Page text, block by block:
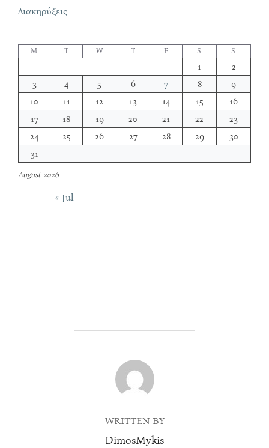
Διακηρύξεις
August 2026
M T W T F S S
1
2
3
4 5 6 7 8
9
10
11 12 13 14 15
16
17
18 19 20 21 22
23
24
25 26 27 28 29
30
31
« Jul
POST AUTHOR
WRITTEN BY
DimosMykis